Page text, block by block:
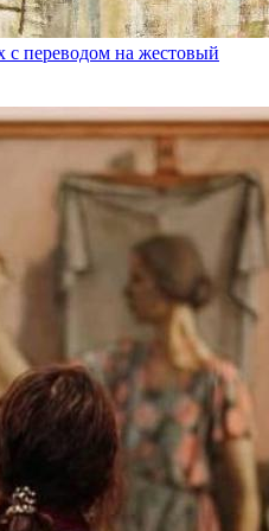
переводом на жестовый